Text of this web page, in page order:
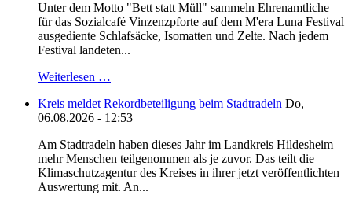
Unter dem Motto "Bett statt Müll" sammeln Ehrenamtliche
für das Sozialcafé Vinzenzpforte auf dem M'era Luna Festival
ausgediente Schlafsäcke, Isomatten und Zelte. Nach jedem
Festival landeten...
Weiterlesen …
Kreis meldet Rekordbeteiligung beim Stadtradeln Do,
06.08.2026 - 12:53
Am Stadtradeln haben dieses Jahr im Landkreis Hildesheim
mehr Menschen teilgenommen als je zuvor. Das teilt die
Klimaschutzagentur des Kreises in ihrer jetzt veröffentlichten
Auswertung mit. An...